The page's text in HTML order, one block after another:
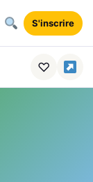
S'inscrire
♡